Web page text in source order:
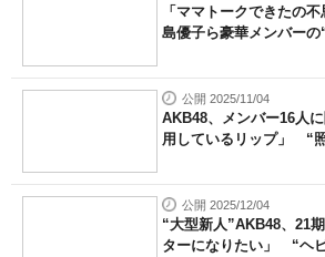
「ママトークできたの
島優子ら豪華メンバー
公開 2025/11/04
AKB48、メンバー16人
用しているリップ」 “
公開 2025/12/04
“大型新人”AKB48、21
ターになりたい」 “ヘ